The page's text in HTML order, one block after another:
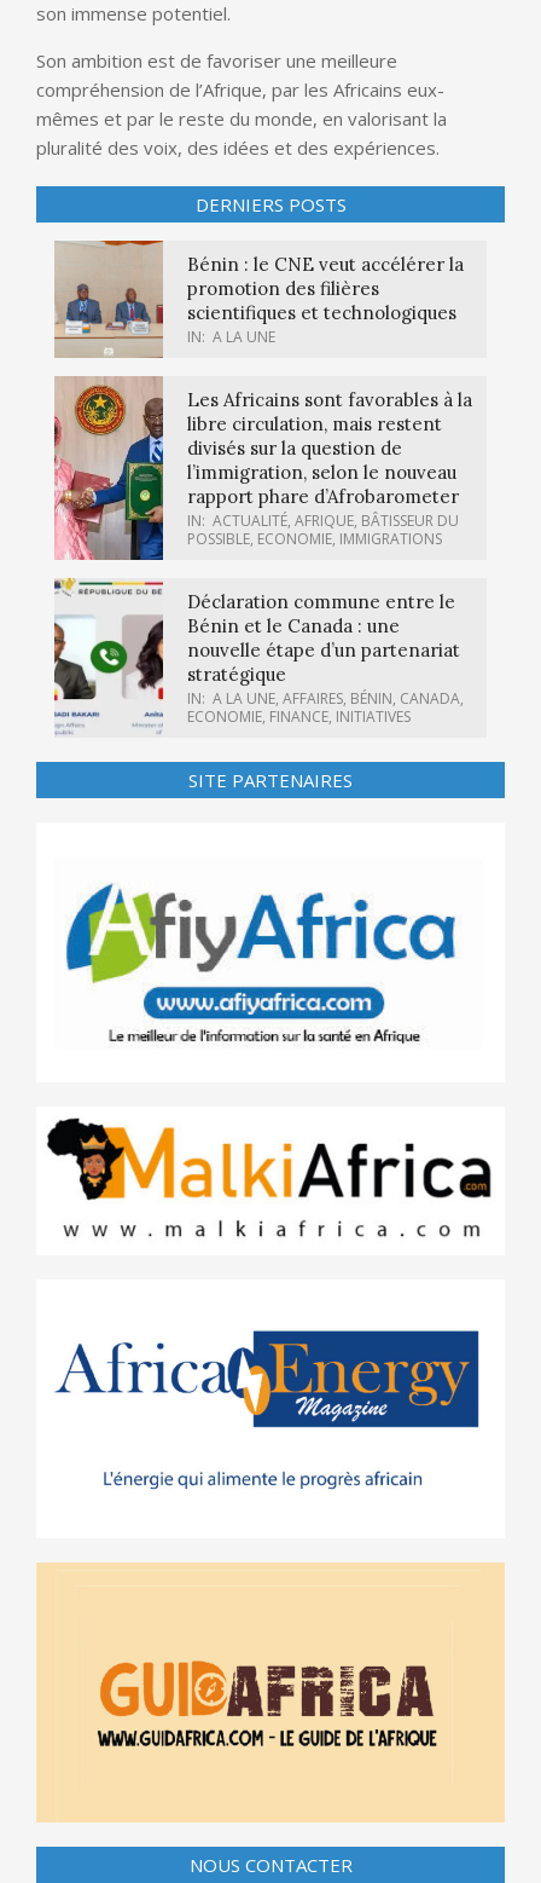
son immense potentiel.
Son ambition est de favoriser une meilleure
compréhension de l’Afrique, par les Africains eux-
mêmes et par le reste du monde, en valorisant la
pluralité des voix, des idées et des expériences.
DERNIERS POSTS
Bénin : le CNE veut accélérer la
promotion des filières
scientifiques et technologiques
IN: A LA UNE
Les Africains sont favorables à la
libre circulation, mais restent
divisés sur la question de
l’immigration, selon le nouveau
rapport phare d’Afrobarometer
IN: ACTUALITÉ, AFRIQUE, BÂTISSEUR DU
POSSIBLE, ECONOMIE, IMMIGRATIONS
Déclaration commune entre le
Bénin et le Canada : une
nouvelle étape d’un partenariat
stratégique
IN: A LA UNE, AFFAIRES, BÉNIN, CANADA,
ECONOMIE, FINANCE, INITIATIVES
SITE PARTENAIRES
NOUS CONTACTER